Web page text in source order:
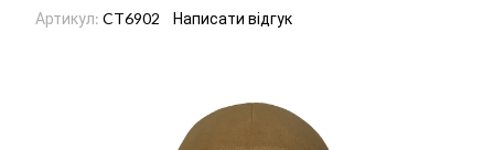
Артикул: CT6902 Написати відгук